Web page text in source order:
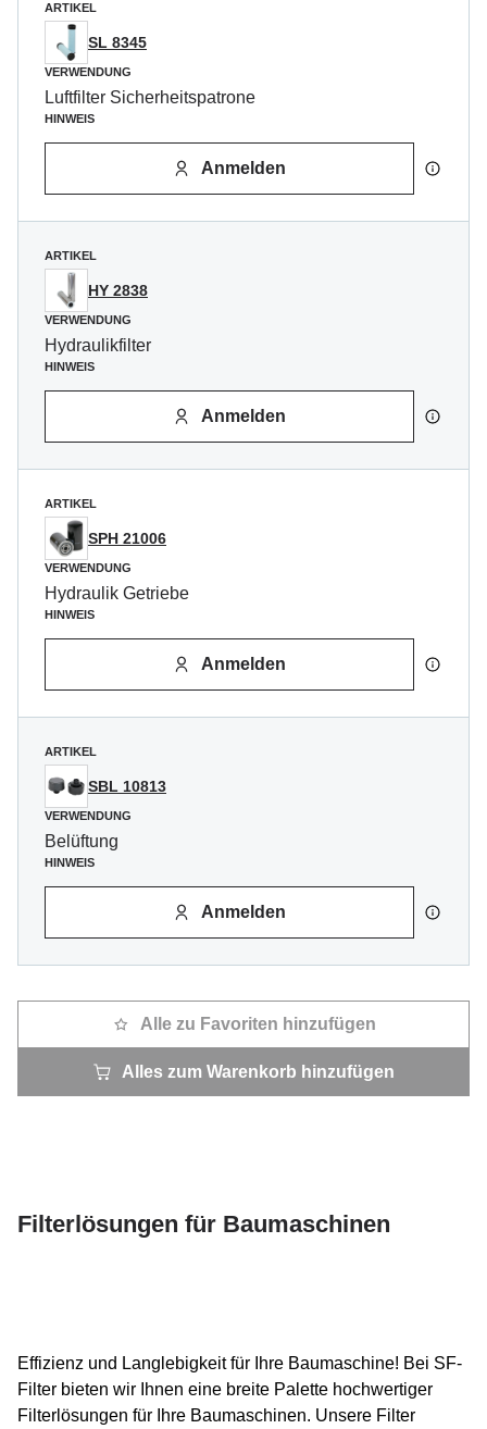
ARTIKEL
SL 8345
VERWENDUNG
Luftfilter Sicherheitspatrone
HINWEIS
Anmelden
ARTIKEL
HY 2838
VERWENDUNG
Hydraulikfilter
HINWEIS
Anmelden
ARTIKEL
SPH 21006
VERWENDUNG
Hydraulik Getriebe
HINWEIS
Anmelden
ARTIKEL
SBL 10813
VERWENDUNG
Belüftung
HINWEIS
Anmelden
Alle zu Favoriten hinzufügen
Alles zum Warenkorb hinzufügen
Filterlösungen für Baumaschinen
Effizienz und Langlebigkeit für Ihre Baumaschine! Bei SF-
Filter bieten wir Ihnen eine breite Palette hochwertiger
Filterlösungen für Ihre Baumaschinen. Unsere Filter